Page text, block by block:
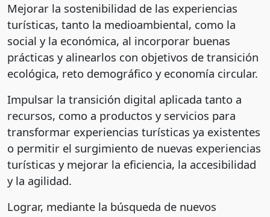
Mejorar la sostenibilidad de las experiencias
turísticas, tanto la medioambiental, como la
social y la económica, al incorporar buenas
prácticas y alinearlos con objetivos de transición
ecológica, reto demográfico y economía circular.
Impulsar la transición digital aplicada tanto a
recursos, como a productos y servicios para
transformar experiencias turísticas ya existentes
o permitir el surgimiento de nuevas experiencias
turísticas y mejorar la eficiencia, la accesibilidad
y la agilidad.
Lograr, mediante la búsqueda de nuevos